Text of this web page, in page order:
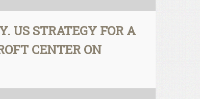
US STRATEGY FOR A
CENTER ON